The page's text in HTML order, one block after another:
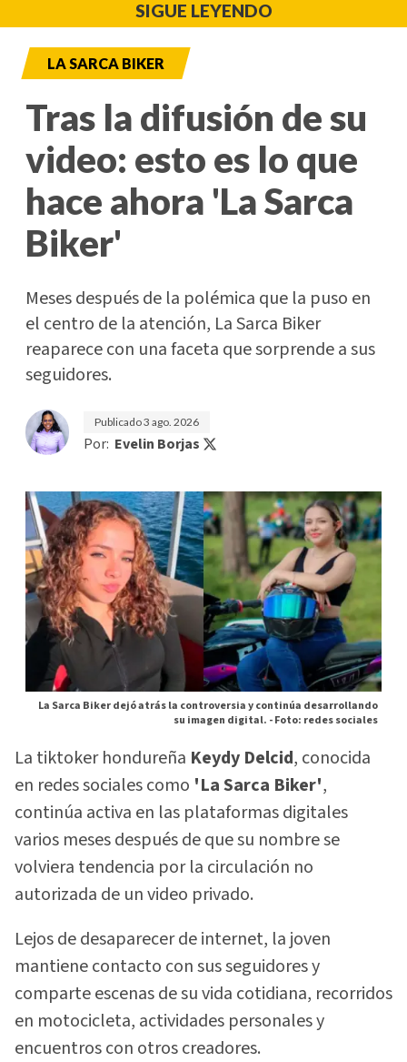
SIGUE LEYENDO
LA SARCA BIKER
Tras la difusión de su
video: esto es lo que
hace ahora 'La Sarca
Biker'
Meses después de la polémica que la puso en
el centro de la atención, La Sarca Biker
reaparece con una faceta que sorprende a sus
seguidores.
Publicado3 ago. 2026
Por: Evelin Borjas
La Sarca Biker dejó atrás la controversia y continúa desarrollando
su imagen digital. -Foto: redes sociales
La tiktoker hondureña Keydy Delcid, conocida
en redes sociales como 'La Sarca Biker',
continúa activa en las plataformas digitales
varios meses después de que su nombre se
volviera tendencia por la circulación no
autorizada de un video privado.
Lejos de desaparecer de internet, la joven
mantiene contacto con sus seguidores y
comparte escenas de su vida cotidiana, recorridos
en motocicleta, actividades personales y
encuentros con otros creadores.